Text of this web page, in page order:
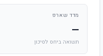
מדד שארפ
—
תשואה ביחס לסיכון